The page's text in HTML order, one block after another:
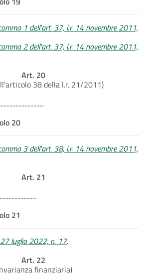
1 dell'art. 37, l.r. 14 novembre 2011,
2 dell'art. 37, l.r. 14 novembre 2011,
Art. 20
38 della l.r. 21/2011)
20
3 dell'art. 38, l.r. 14 novembre 2011,
Art. 21
21
luglio 2022, n. 17.
Art. 22
finanziaria)